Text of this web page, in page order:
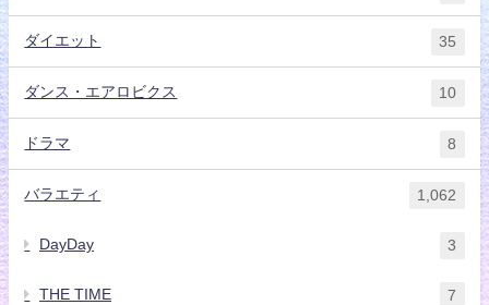
ダイエット 35
ダンス・エアロビクス 10
ドラマ 8
バラエティ 1,062
DayDay 3
THE TIME 7